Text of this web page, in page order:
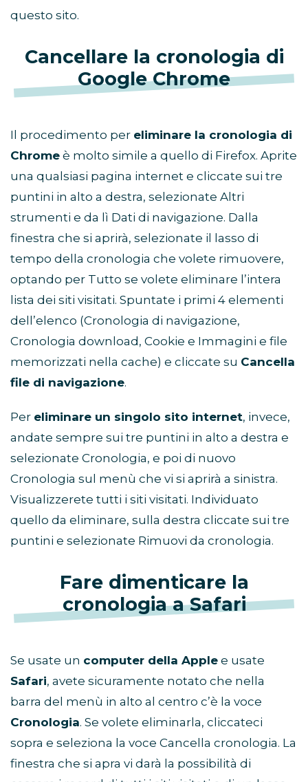
questo sito.
Cancellare la cronologia di
Google Chrome
Il procedimento per eliminare la cronologia di
Chrome è molto simile a quello di Firefox. Aprite
una qualsiasi pagina internet e cliccate sui tre
puntini in alto a destra, selezionate Altri
strumenti e da lì Dati di navigazione. Dalla
finestra che si aprirà, selezionate il lasso di
tempo della cronologia che volete rimuovere,
optando per Tutto se volete eliminare l’intera
lista dei siti visitati. Spuntate i primi 4 elementi
dell’elenco (Cronologia di navigazione,
Cronologia download, Cookie e Immagini e file
memorizzati nella cache) e cliccate su Cancella
file di navigazione.
Per eliminare un singolo sito internet, invece,
andate sempre sui tre puntini in alto a destra e
selezionate Cronologia, e poi di nuovo
Cronologia sul menù che vi si aprirà a sinistra.
Visualizzerete tutti i siti visitati. Individuato
quello da eliminare, sulla destra cliccate sui tre
puntini e selezionate Rimuovi da cronologia.
Fare dimenticare la
cronologia a Safari
Se usate un computer della Apple e usate
Safari, avete sicuramente notato che nella
barra del menù in alto al centro c’è la voce
Cronologia. Se volete eliminarla, cliccateci
sopra e seleziona la voce Cancella cronologia. La
finestra che si apra vi darà la possibilità di